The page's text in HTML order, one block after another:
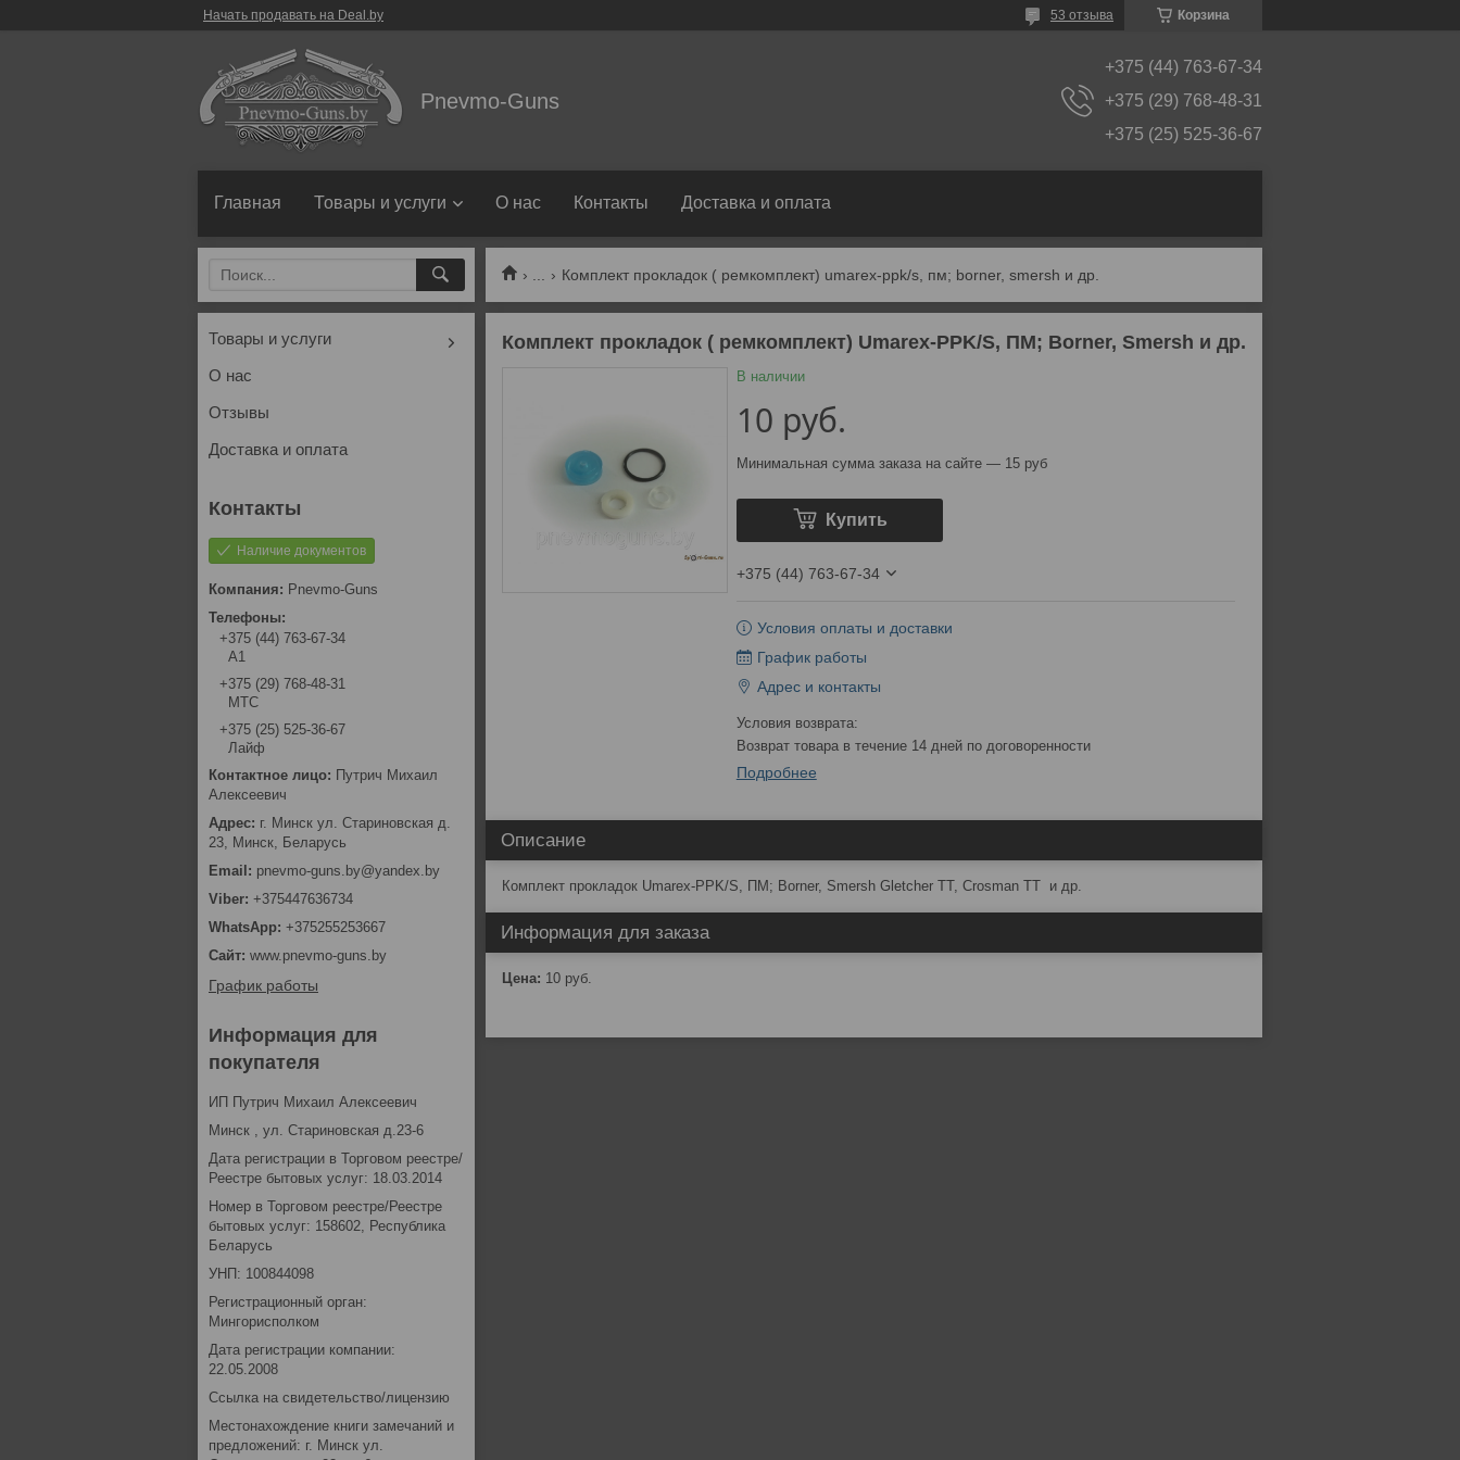
Начать продавать на Deal.by Корзина
53 отзыва
Pnevmo-Guns
+375 (44) 763-67-34
+375 (29) 768-48-31
+375 (25) 525-36-67
Главная Товары и услуги О нас Контакты Доставка и оплата
Комплект прокладок ( ремкомплект) umarex-ppk/s, пм; borner, smersh и др.
Комплект прокладок ( ремкомплект) Umarex-PPK/S, ПМ; Borner, Smersh и др.
В наличии
10 руб.
Минимальная сумма заказа на сайте — 15 руб
Купить
+375 (44) 763-67-34
Условия оплаты и доставки
График работы
Адрес и контакты
возврат товара в течение 14 дней по договоренности
Подробнее
Описание
Комплект прокладок Umarex-PPK/S, ПМ; Borner, Smersh Gletcher TT, Crosman TT и др.
Информация для заказа
Цена: 10 руб.
Товары и услуги
О нас
Отзывы
Доставка и оплата
Наличие документов
Pnevmo-Guns
+375 (44) 763-67-34
А1
+375 (29) 768-48-31
МТС
+375 (25) 525-36-67
Лайф
Путрич Михаил
Алексеевич
г. Минск ул. Стариновская д.
23, Минск, Беларусь
pnevmo-guns.by@yandex.by
+375447636734
+375255253667
www.pnevmo-guns.by
График работы
Информация для
покупателя
ИП Путрич Михаил Алексеевич
Минск , ул. Стариновская д.23-6
Дата регистрации в Торговом реестре/
Реестре бытовых услуг: 18.03.2014
Номер в Торговом реестре/Реестре
бытовых услуг: 158602, Республика
Беларусь
УНП: 100844098
Регистрационный орган:
Мингорисполком
Дата регистрации компании:
22.05.2008
Ссылка на свидетельство/лицензию
Местонахождение книги замечаний и
предложений: г. Минск ул.